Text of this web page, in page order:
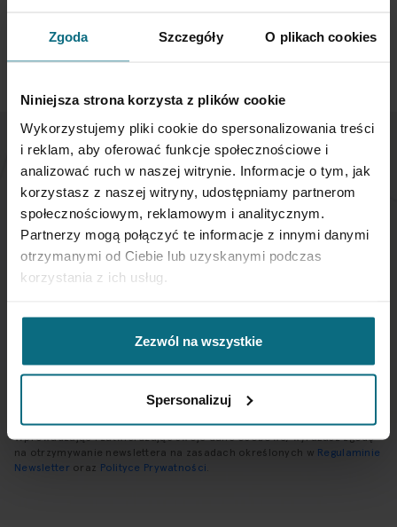
Zgoda Szczegóły O plikach cookies
Niniejsza strona korzysta z plików cookie
Wykorzystujemy pliki cookie do spersonalizowania treści
i reklam, aby oferować funkcje społecznościowe i
analizować ruch w naszej witrynie. Informacje o tym, jak
korzystasz z naszej witryny, udostępniamy partnerom
społecznościowym, reklamowym i analitycznym.
Partnerzy mogą połączyć te informacje z innymi danymi
otrzymanymi od Ciebie lub uzyskanymi podczas
korzystania z ich usług.
Zezwól na wszystkie
Spersonalizuj
NEWSLETTER
Jeśli chcesz otrzymywać aktualne informacje
dotyczące oferty Desa Home - zapisz się do naszego
newslettera.
SUBSKRYBUJ
Wprowadzając i zatwierdzając swoje dane osobowe, wyrażasz zgodę
na otrzymywanie newslettera na zasadach określonych w Regulaminie
Newsletter oraz Polityce Prywatności